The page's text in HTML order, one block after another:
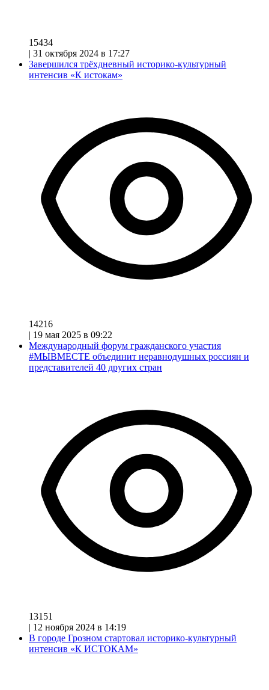
15434
| 31 октября 2024 в 17:27
Завершился трёхдневный историко-культурный
интенсив «К истокам»
14216
| 19 мая 2025 в 09:22
Международный форум гражданского участия
#МЫВМЕСТЕ объединит неравнодушных россиян и
представителей 40 других стран
13151
| 12 ноября 2024 в 14:19
В городе Грозном стартовал историко-культурный
интенсив «К ИСТОКАМ»